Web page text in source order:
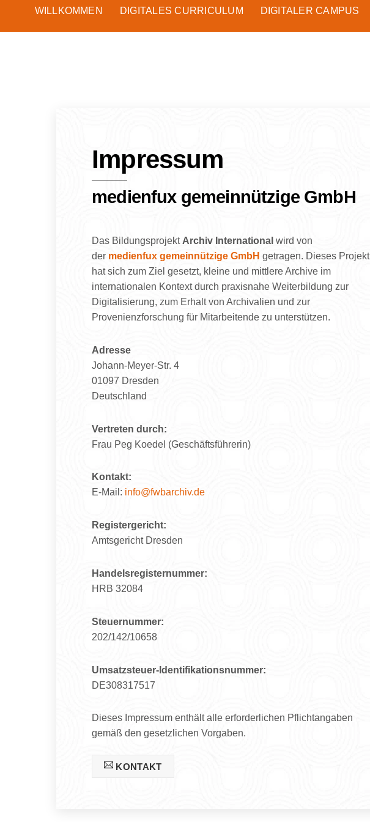
WILLKOMMEN DIGITALES CURRICULUM DIGITALER CAMPUS
Impressum
medienfux gemeinnützige GmbH
Das Bildungsprojekt Archiv International wird von
der medienfux gemeinnützige GmbH getragen. Dieses Projekt
hat sich zum Ziel gesetzt, kleine und mittlere Archive im
internationalen Kontext durch praxisnahe Weiterbildung zur
Digitalisierung, zum Erhalt von Archivalien und zur
Provenienzforschung für Mitarbeitende zu unterstützen.
Adresse
Johann-Meyer-Str. 4
01097 Dresden
Deutschland
Vertreten durch:
Frau Peg Koedel (Geschäftsführerin)
Kontakt:
E-Mail: info@fwbarchiv.de
Registergericht:
Amtsgericht Dresden
Handelsregisternummer:
HRB 32084
Steuernummer:
202/142/10658
Umsatzsteuer-Identifikationsnummer:
DE308317517
Dieses Impressum enthält alle erforderlichen Pflichtangaben
gemäß den gesetzlichen Vorgaben.
KONTAKT